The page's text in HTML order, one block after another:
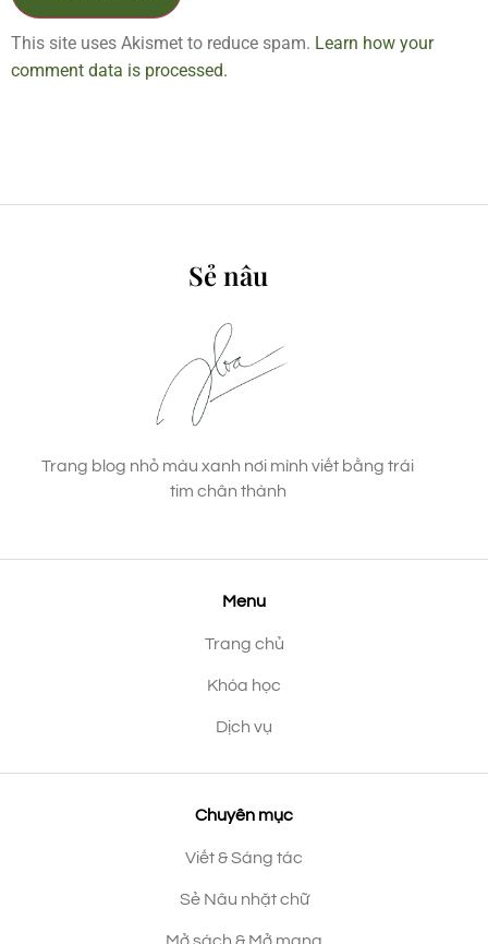
This site uses Akismet to reduce spam. Learn how your
comment data is processed.
Sẻ nâu
Trang blog nhỏ màu xanh nơi mình viết bằng trái
tim chân thành
Menu
Trang chủ
Khóa học
Dịch vụ
Chuyên mục
Viết & Sáng tác
Sẻ Nâu nhặt chữ
Mở sách & Mở mang